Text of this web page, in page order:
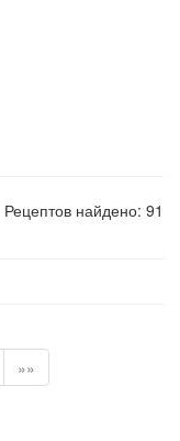
Рецептов найдено: 91
»»